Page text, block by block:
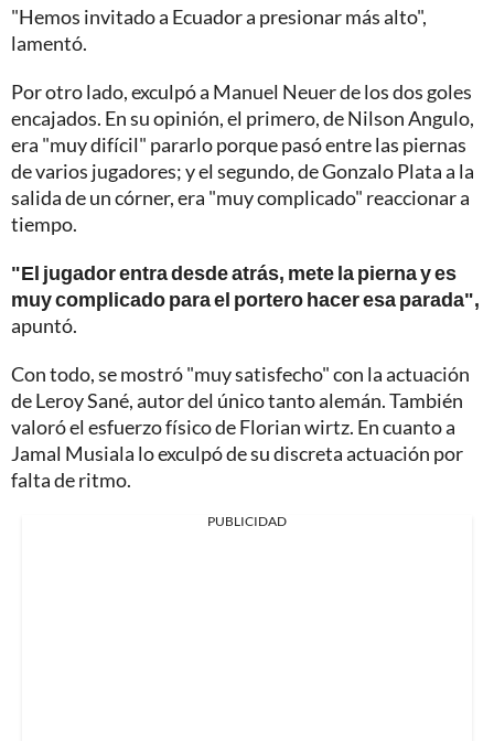
"Hemos invitado a Ecuador a presionar más alto",
lamentó.
Por otro lado, exculpó a Manuel Neuer de los dos goles
encajados. En su opinión, el primero, de Nilson Angulo,
era "muy difícil" pararlo porque pasó entre las piernas
de varios jugadores; y el segundo, de Gonzalo Plata a la
salida de un córner, era "muy complicado" reaccionar a
tiempo.
"El jugador entra desde atrás, mete la pierna y es
muy complicado para el portero hacer esa parada",
apuntó.
Con todo, se mostró "muy satisfecho" con la actuación
de Leroy Sané, autor del único tanto alemán. También
valoró el esfuerzo físico de Florian wirtz. En cuanto a
Jamal Musiala lo exculpó de su discreta actuación por
falta de ritmo.
PUBLICIDAD